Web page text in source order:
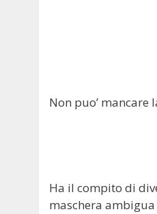
Non puo’
Ha il compito di
maschera